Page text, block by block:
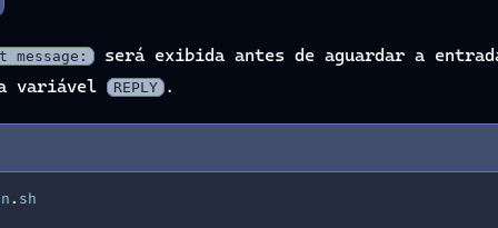
message:
será exibida antes de aguardar a
variável
REPLY .
. sh